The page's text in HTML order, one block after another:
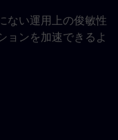
ない運用上の俊敏性
ョンを加速できるよ